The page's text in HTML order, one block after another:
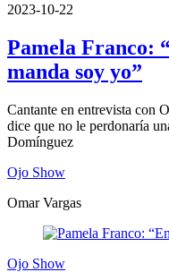
2023-10-22
Pamela Franco:
manda soy yo”
Cantante en entrevista con
dice que no le perdonaría
Domínguez
Ojo Show
Omar Vargas
Ojo Show